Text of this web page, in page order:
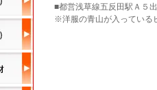
■都営浅草線五反田駅Ａ５
※洋服の青山が入っている